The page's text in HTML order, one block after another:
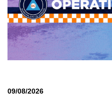
09/08/2026